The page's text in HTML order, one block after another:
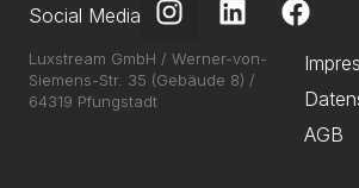
Social Media
Luxstream GmbH / Werner-von-
Siemens-Str. 35 (Gebäude 8) /
64319 Pfungstadt
AGB